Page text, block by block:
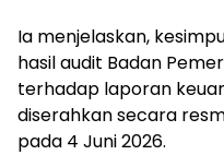
Ia menjelaskan,
hasil audit Badan
terhadap laporan
diserahkan secara
pada 4 Juni 2026.